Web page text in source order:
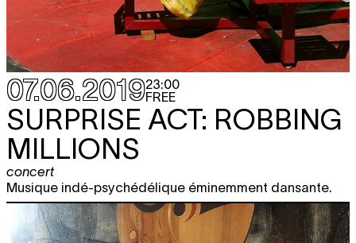
07.06.201923:00
FREE
SURPRISE ACT: ROBBING
MILLIONS
concert
Musique indé-psychédélique éminemment dansante.